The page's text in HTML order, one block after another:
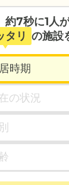
約7秒に1人
タリ の施設